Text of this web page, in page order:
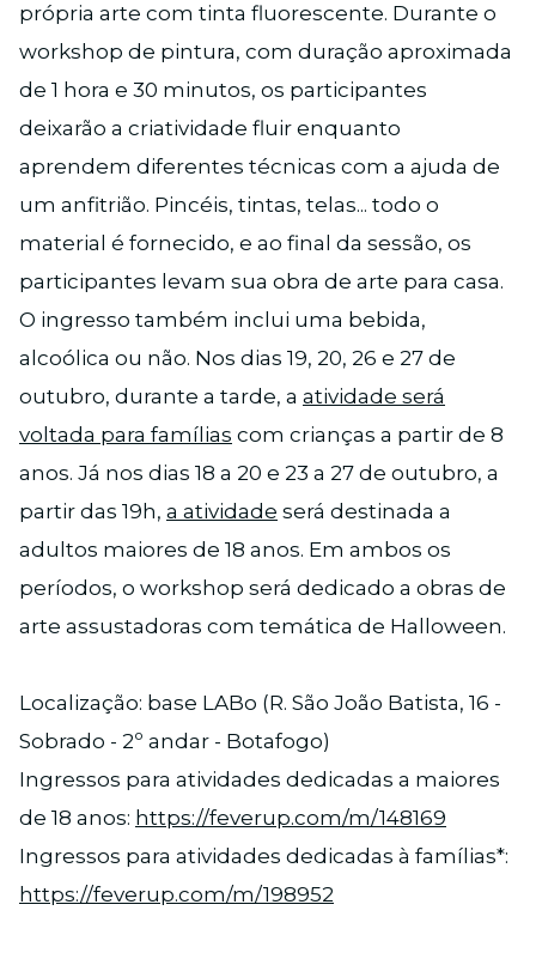
própria arte com tinta fluorescente. Durante o
workshop de pintura, com duração aproximada
de 1 hora e 30 minutos, os participantes
deixarão a criatividade fluir enquanto
aprendem diferentes técnicas com a ajuda de
um anfitrião. Pincéis, tintas, telas... todo o
material é fornecido, e ao final da sessão, os
participantes levam sua obra de arte para casa.
O ingresso também inclui uma bebida,
alcoólica ou não. Nos dias 19, 20, 26 e 27 de
outubro, durante a tarde, a atividade será
voltada para famílias com crianças a partir de 8
anos. Já nos dias 18 a 20 e 23 a 27 de outubro, a
partir das 19h, a atividade será destinada a
adultos maiores de 18 anos. Em ambos os
períodos, o workshop será dedicado a obras de
arte assustadoras com temática de Halloween.
Localização: base LABo (R. São João Batista, 16 -
Sobrado - 2º andar - Botafogo)
Ingressos para atividades dedicadas a maiores
de 18 anos: https://feverup.com/m/148169
Ingressos para atividades dedicadas à famílias*:
https://feverup.com/m/198952